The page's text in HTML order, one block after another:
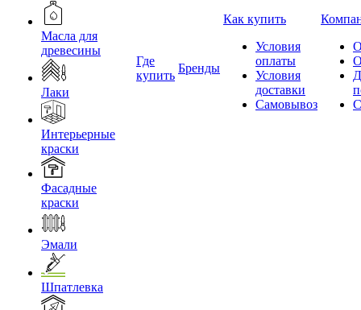
Масла для
древесины
Лаки
Интерьерные
краски
Фасадные
краски
Эмали
Шпатлевка
Где
купить
Бренды
Как купить
Условия
оплаты
Условия
доставки
Самовывоз